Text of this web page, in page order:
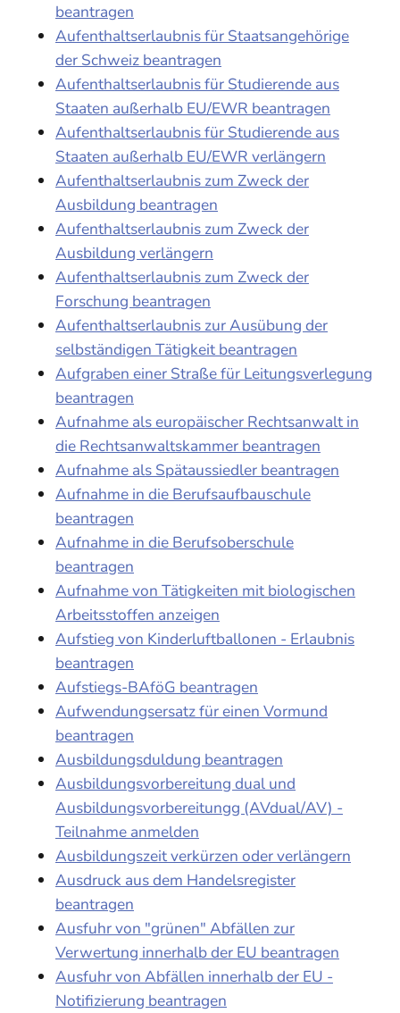
beantragen
Aufenthaltserlaubnis für Staatsangehörige
der Schweiz beantragen
Aufenthaltserlaubnis für Studierende aus
Staaten außerhalb EU/EWR beantragen
Aufenthaltserlaubnis für Studierende aus
Staaten außerhalb EU/EWR verlängern
Aufenthaltserlaubnis zum Zweck der
Ausbildung beantragen
Aufenthaltserlaubnis zum Zweck der
Ausbildung verlängern
Aufenthaltserlaubnis zum Zweck der
Forschung beantragen
Aufenthaltserlaubnis zur Ausübung der
selbständigen Tätigkeit beantragen
Aufgraben einer Straße für Leitungsverlegung
beantragen
Aufnahme als europäischer Rechtsanwalt in
die Rechtsanwaltskammer beantragen
Aufnahme als Spätaussiedler beantragen
Aufnahme in die Berufsaufbauschule
beantragen
Aufnahme in die Berufsoberschule
beantragen
Aufnahme von Tätigkeiten mit biologischen
Arbeitsstoffen anzeigen
Aufstieg von Kinderluftballonen - Erlaubnis
beantragen
Aufstiegs-BAföG beantragen
Aufwendungsersatz für einen Vormund
beantragen
Ausbildungsduldung beantragen
Ausbildungsvorbereitung dual und
Ausbildungsvorbereitungg (AVdual/AV) -
Teilnahme anmelden
Ausbildungszeit verkürzen oder verlängern
Ausdruck aus dem Handelsregister
beantragen
Ausfuhr von "grünen" Abfällen zur
Verwertung innerhalb der EU beantragen
Ausfuhr von Abfällen innerhalb der EU -
Notifizierung beantragen